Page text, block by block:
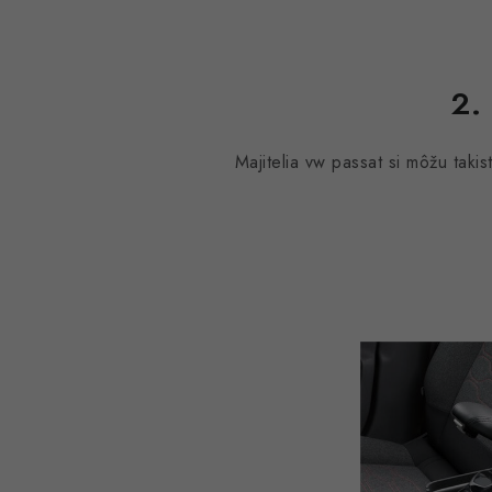
2.
Majitelia vw passat si môžu